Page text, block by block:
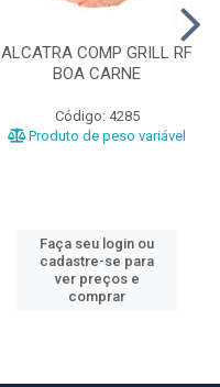
ALCATRA COMP GRILL RF
BOA CARNE
Código: 4285
Produto de peso variável
Faça seu login ou
cadastre-se para
ver preços e
comprar